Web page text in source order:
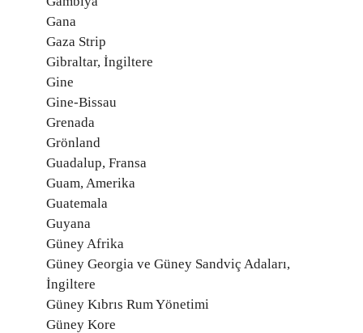
Gana
Gaza Strip
Gibraltar, İngiltere
Gine
Gine-Bissau
Grenada
Grönland
Guadalup, Fransa
Guam, Amerika
Guatemala
Guyana
Güney Afrika
Güney Georgia ve Güney Sandviç Adaları,
İngiltere
Güney Kıbrıs Rum Yönetimi
Güney Kore